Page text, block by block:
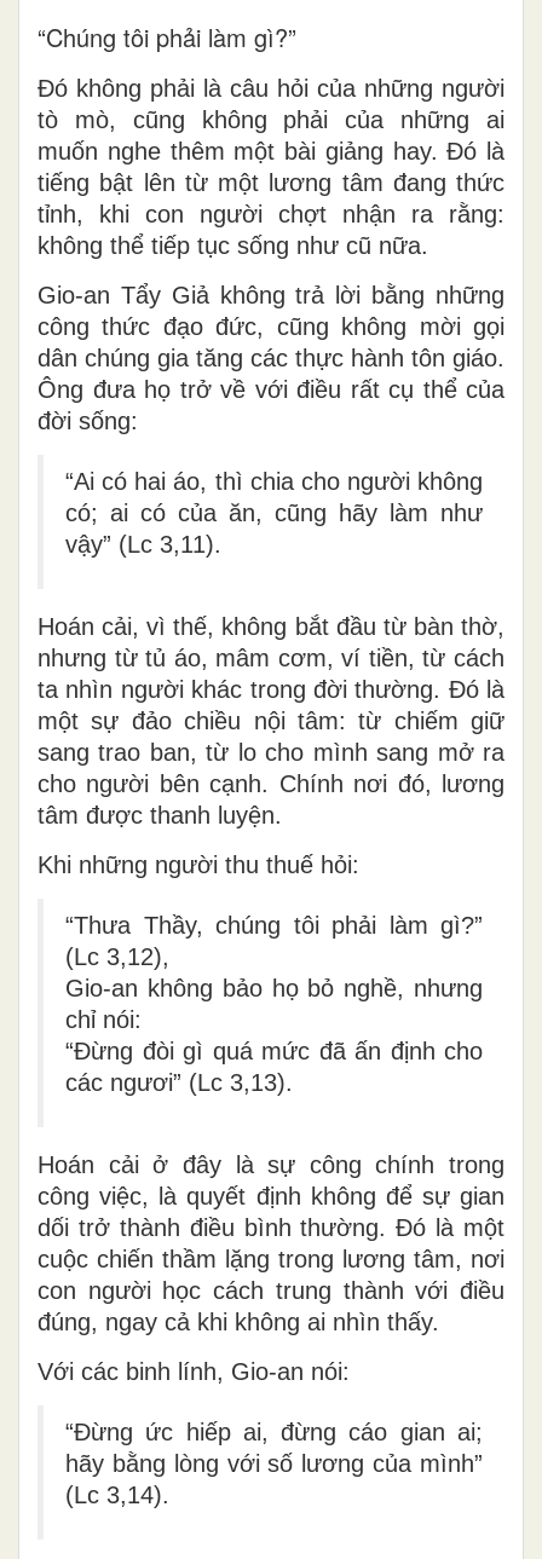
“Chúng tôi phải làm gì?”
Đó không phải là câu hỏi của những người
tò mò, cũng không phải của những ai
muốn nghe thêm một bài giảng hay. Đó là
tiếng bật lên từ một lương tâm đang thức
tỉnh, khi con người chợt nhận ra rằng:
không thể tiếp tục sống như cũ nữa.
Gio-an Tẩy Giả không trả lời bằng những
công thức đạo đức, cũng không mời gọi
dân chúng gia tăng các thực hành tôn giáo.
Ông đưa họ trở về với điều rất cụ thể của
đời sống:
“Ai có hai áo, thì chia cho người không
có; ai có của ăn, cũng hãy làm như
vậy” (Lc 3,11).
Hoán cải, vì thế, không bắt đầu từ bàn thờ,
nhưng từtủ áo, mâm cơm, ví tiền, từ cách
ta nhìn người khác trong đời thường. Đó là
một sự đảo chiều nội tâm: từ chiếm giữ
sang trao ban, từ lo cho mình sang mở ra
cho người bên cạnh. Chính nơi đó, lương
tâm được thanh luyện.
Khi những người thu thuế hỏi:
“Thưa Thầy, chúng tôi phải làm gì?”
(Lc 3,12),
Gio-an không bảo họ bỏ nghề, nhưng
chỉ nói:
“Đừng đòi gì quá mức đã ấn định cho
các ngươi” (Lc 3,13).
Hoán cải ở đây làsự công chính trong
công việc, là quyết định không để sự gian
dối trở thành điều bình thường. Đó là một
cuộc chiến thầm lặng trong lương tâm, nơi
con người học cách trung thành với điều
đúng, ngay cả khi không ai nhìn thấy.
Với các binh lính, Gio-an nói:
“Đừng ức hiếp ai, đừng cáo gian ai;
hãy bằng lòng với số lương của mình”
(Lc 3,14).